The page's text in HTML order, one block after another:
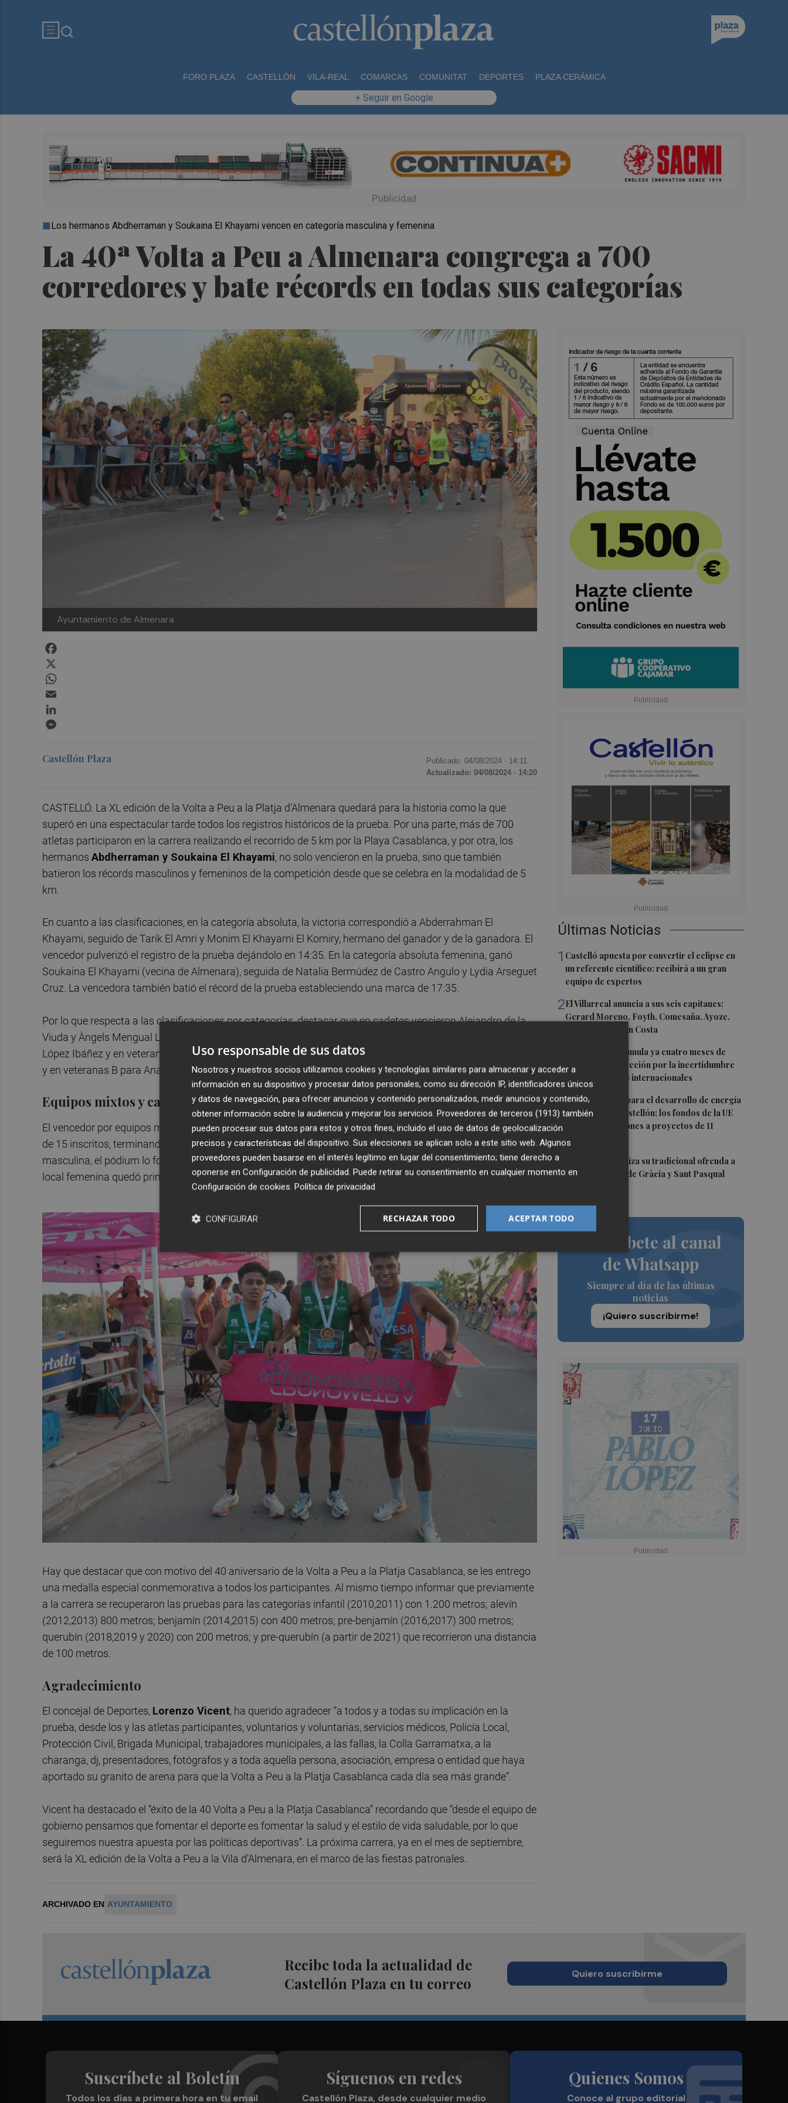
FORO PLAZA CASTELLÓN VILA-REAL COMARCAS COMUNITAT DEPORTES PLAZA CERÁMICA
+ Seguir en Google
La 40ª Volta a Peu a Almenara congrega a 700
corredores y bate récords en todas sus categorías
Los hermanos Abdherraman y Soukaina El Khayami vencen en categoría masculina y femenina
Ayuntamiento de Almenara
Últimas Noticias
1 Castelló apuesta por convertir el eclipse en
un referente científico: recibirá a un gran
equipo de expertos
2El Villarreal anuncia a sus seis capitanes:
Gerard Moreno, Foyth, Comesaña, Ayoze,
Cardona y Logan Costa
La cerámica acumula ya cuatro meses de
caídas de producción por la incertidumbre
en los mercados internacionales
4Otra inyección para el desarrollo de energía
renovable en Castellón: los fondos de la UE
destinan 19 millones a proyectos de 11
municipios
5
El Villarreal realiza su tradicional ofrenda a
la Mare de Déu de Gràcia y Sant Pasqual
Suscríbete al canal
de Whatsapp
Siempre al día de las últimas
noticias
¡Quiero suscribirme!
Castellón Plaza Publicado: 04/08/2024 · 14:11
Actualizado: 04/08/2024 · 14:20
CASTELLÓ. La XL edición de la Volta a Peu a la Platja d’Almenara quedará para la historia como la que
superó en una espectacular tarde todos los registros históricos de la prueba. Por una parte, más de 700
atletas participaron en la carrera realizando el recorrido de 5 km por la Playa Casablanca, y por otra, los
hermanos Abdherraman y Soukaina El Khayami, no solo vencieron en la prueba, sino que también
batieron los récords masculinos y femeninos de la competición desde que se celebra en la modalidad de 5
km.
En cuanto a las clasificaciones, en la categoría absoluta, la victoria correspondió a Abderrahman El
Khayami, seguido de Tarik El Amri y Monim El Khayami El Komiry, hermano del ganador y de la ganadora. El
vencedor pulverizó el registro de la prueba dejándolo en 14:35. En la categoría absoluta femenina, ganó
Soukaina El Khayami (vecina de Almenara), seguida de Natalia Bermúdez de Castro Angulo y Lydia Arseguet
Cruz. La vencedora también batió el récord de la prueba estableciendo una marca de 17:35.
Por lo que respecta a las clasificaciones por categorías, destacar que en cadetes vencieron Alejandro de la
Viuda y Àngels Mengual López; en sénior, Javier Cabrero Company y María Rubio Gil. En veterano A, Jacobo
López Ibáñez y en veterana A Verónica Ferrandis Morales. La victoria en veteranos B fue para Vicente Calvo
y en veteranas B para Ana Amparo Reyes. También participó Francisco Domingo en la categoría adaptada.
Equipos mixtos y categoría local
El vencedor por equipos mixtos fue Morvedre Triatlón. También se llevaron un jamón los equipos con más
de 15 inscritos, terminando la prueba un mínimo de 15 participantes. En cuanto a la categoría local
masculina, el pódium lo formaron Vicente Roig Yuste, Óscar Zorrilla Armero y Pau Gomis, mientras que en
local femenina quedó primera Ángela Burguete Monfort, segunda Pilar Forner y tercera Jessica Palao.
Hay que destacar que con motivo del 40 aniversario de la Volta a Peu a la Platja Casablanca, se les entrego
una medalla especial conmemorativa a todos los participantes. Al mismo tiempo informar que previamente
a la carrera se recuperaron las pruebas para las categorías infantil (2010,2011) con 1.200 metros; alevín
(2012,2013) 800 metros; benjamín (2014,2015) con 400 metros; pre-benjamín (2016,2017) 300 metros;
querubín (2018,2019 y 2020) con 200 metros; y pre-querubín (a partir de 2021) que recorrieron una distancia
de 100 metros.
Agradecimiento
El concejal de Deportes, Lorenzo Vicent, ha querido agradecer “a todos y a todas su implicación en la
prueba, desde los y las atletas participantes, voluntarios y voluntarias, servicios médicos, Policía Local,
Protección Civil, Brigada Municipal, trabajadores municipales, a las fallas, la Colla Garramatxa, a la
charanga, dj, presentadores, fotógrafos y a toda aquella persona, asociación, empresa o entidad que haya
aportado su granito de arena para que la Volta a Peu a la Platja Casablanca cada día sea más grande”.
Vicent ha destacado el “éxito de la 40 Volta a Peu a la Platja Casablanca” recordando que “desde el equipo de
gobierno pensamos que fomentar el deporte es fomentar la salud y el estilo de vida saludable, por lo que
seguiremos nuestra apuesta por las políticas deportivas”. La próxima carrera, ya en el mes de septiembre,
será la XL edición de la Volta a Peu a la Vila d’Almenara, en el marco de las fiestas patronales.
ARCHIVADO EN AYUNTAMIENTO
Recibe toda la actualidad de
Castellón Plaza en tu correo
Quiero suscribirme
Suscríbete al Boletín
Todos los días a primera hora en tu email
Síguenos en redes
Castellón Plaza, desde cualquier medio
Quienes Somos
Conoce al grupo editorial
Uso responsable de sus datos
Nosotros y nuestros socios utilizamos cookies y tecnologías similares para almacenar y acceder a
información en su dispositivo y procesar datos personales, como su dirección IP, identificadores únicos
y datos de navegación, para ofrecer anuncios y contenido personalizados, medir anuncios y contenido,
obtener información sobre la audiencia y mejorar los servicios. Proveedores de terceros (1913) también
pueden procesar sus datos para estos y otros fines, incluido el uso de datos de geolocalización
precisos y características del dispositivo. Sus elecciones se aplican solo a este sitio web. Algunos
proveedores pueden basarse en el interés legítimo en lugar del consentimiento; tiene derecho a
oponerse en Configuración de publicidad. Puede retirar su consentimiento en cualquier momento en
Configuración de cookies. Política de privacidad
ACEPTAR TODO
RECHAZAR TODO
CONFIGURAR